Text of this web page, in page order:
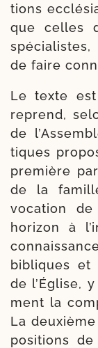
tions
que celles
de faire
Le texte
reprend,
de
tiques
pre­mière
de la
voca­tion
hori­zon à
bibliques et
de l’Église,
ment la
La
po­si­tions